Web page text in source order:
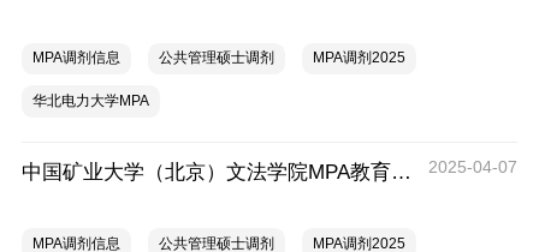
MPA调剂信息 公共管理硕士调剂 MPA调剂2025
华北电力大学MPA
中国矿业大学（北京）文法学院MPA教育中心2025年公共管理硕士（MPA）接受调剂生的通知 2025-04-07
MPA调剂信息 公共管理硕士调剂 MPA调剂2025